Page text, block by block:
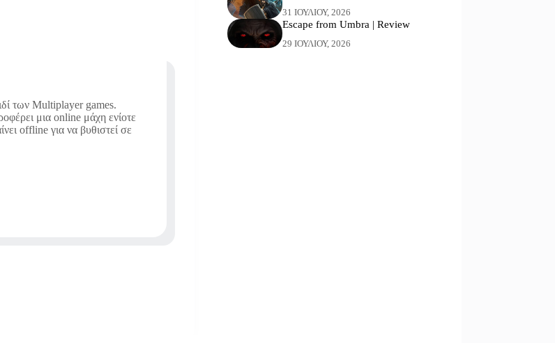
των Multiplayer games.
μια online μάχη ενίοτε
offline για να βυθιστεί σε
31 ΙΟΥΛΊΟΥ, 2026
Escape from Umbra | Review
29 ΙΟΥΛΊΟΥ, 2026